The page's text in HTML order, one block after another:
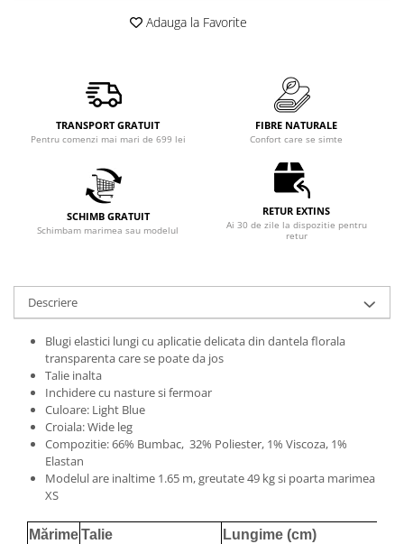
Adauga la Favorite
TRANSPORT GRATUIT
Pentru comenzi mai mari de 699 lei
FIBRE NATURALE
Confort care se simte
SCHIMB GRATUIT
Schimbam marimea sau modelul
RETUR EXTINS
Ai 30 de zile la dispozitie pentru
retur
Descriere
Blugi elastici lungi cu aplicatie delicata din dantela florala
transparenta care se poate da jos
Talie inalta
Inchidere cu nasture si fermoar
Culoare: Light Blue
Croiala: Wide leg
Compozitie: 66% Bumbac, 32% Poliester, 1% Viscoza, 1%
Elastan
Modelul are inaltime 1.65 m, greutate 49 kg si poarta marimea
XS
MărimeTalie
Lungime (cm)